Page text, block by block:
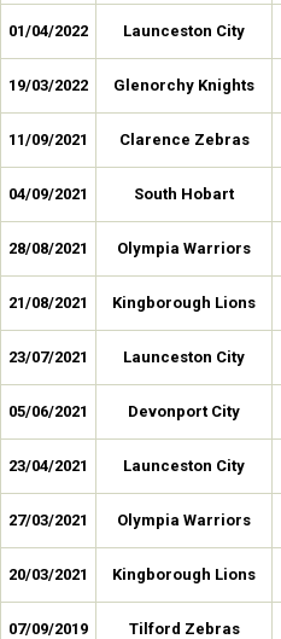
01/04/2022 Launceston City
19/03/2022 Glenorchy Knights
11/09/2021 Clarence Zebras
04/09/2021 South Hobart
28/08/2021 Olympia Warriors
21/08/2021 Kingborough Lions
23/07/2021 Launceston City
05/06/2021 Devonport City
23/04/2021 Launceston City
27/03/2021 Olympia Warriors
20/03/2021 Kingborough Lions
07/09/2019 Tilford Zebras